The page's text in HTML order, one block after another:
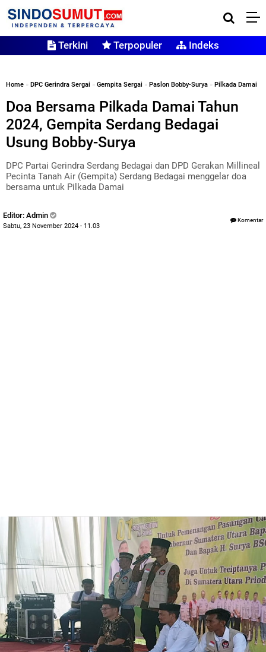
Terkini Terpopuler Indeks
Home » DPC Gerindra Sergai » Gempita Sergai » Paslon Bobby-Surya » Pilkada Damai
Doa Bersama Pilkada Damai Tahun
2024, Gempita Serdang Bedagai
Usung Bobby-Surya
DPC Partai Gerindra Serdang Bedagai dan DPD Gerakan Millineal
Pecinta Tanah Air (Gempita) Serdang Bedagai menggelar doa
bersama untuk Pilkada Damai
Editor: Admin
Sabtu, 23 November 2024 - 11.03
Komentar